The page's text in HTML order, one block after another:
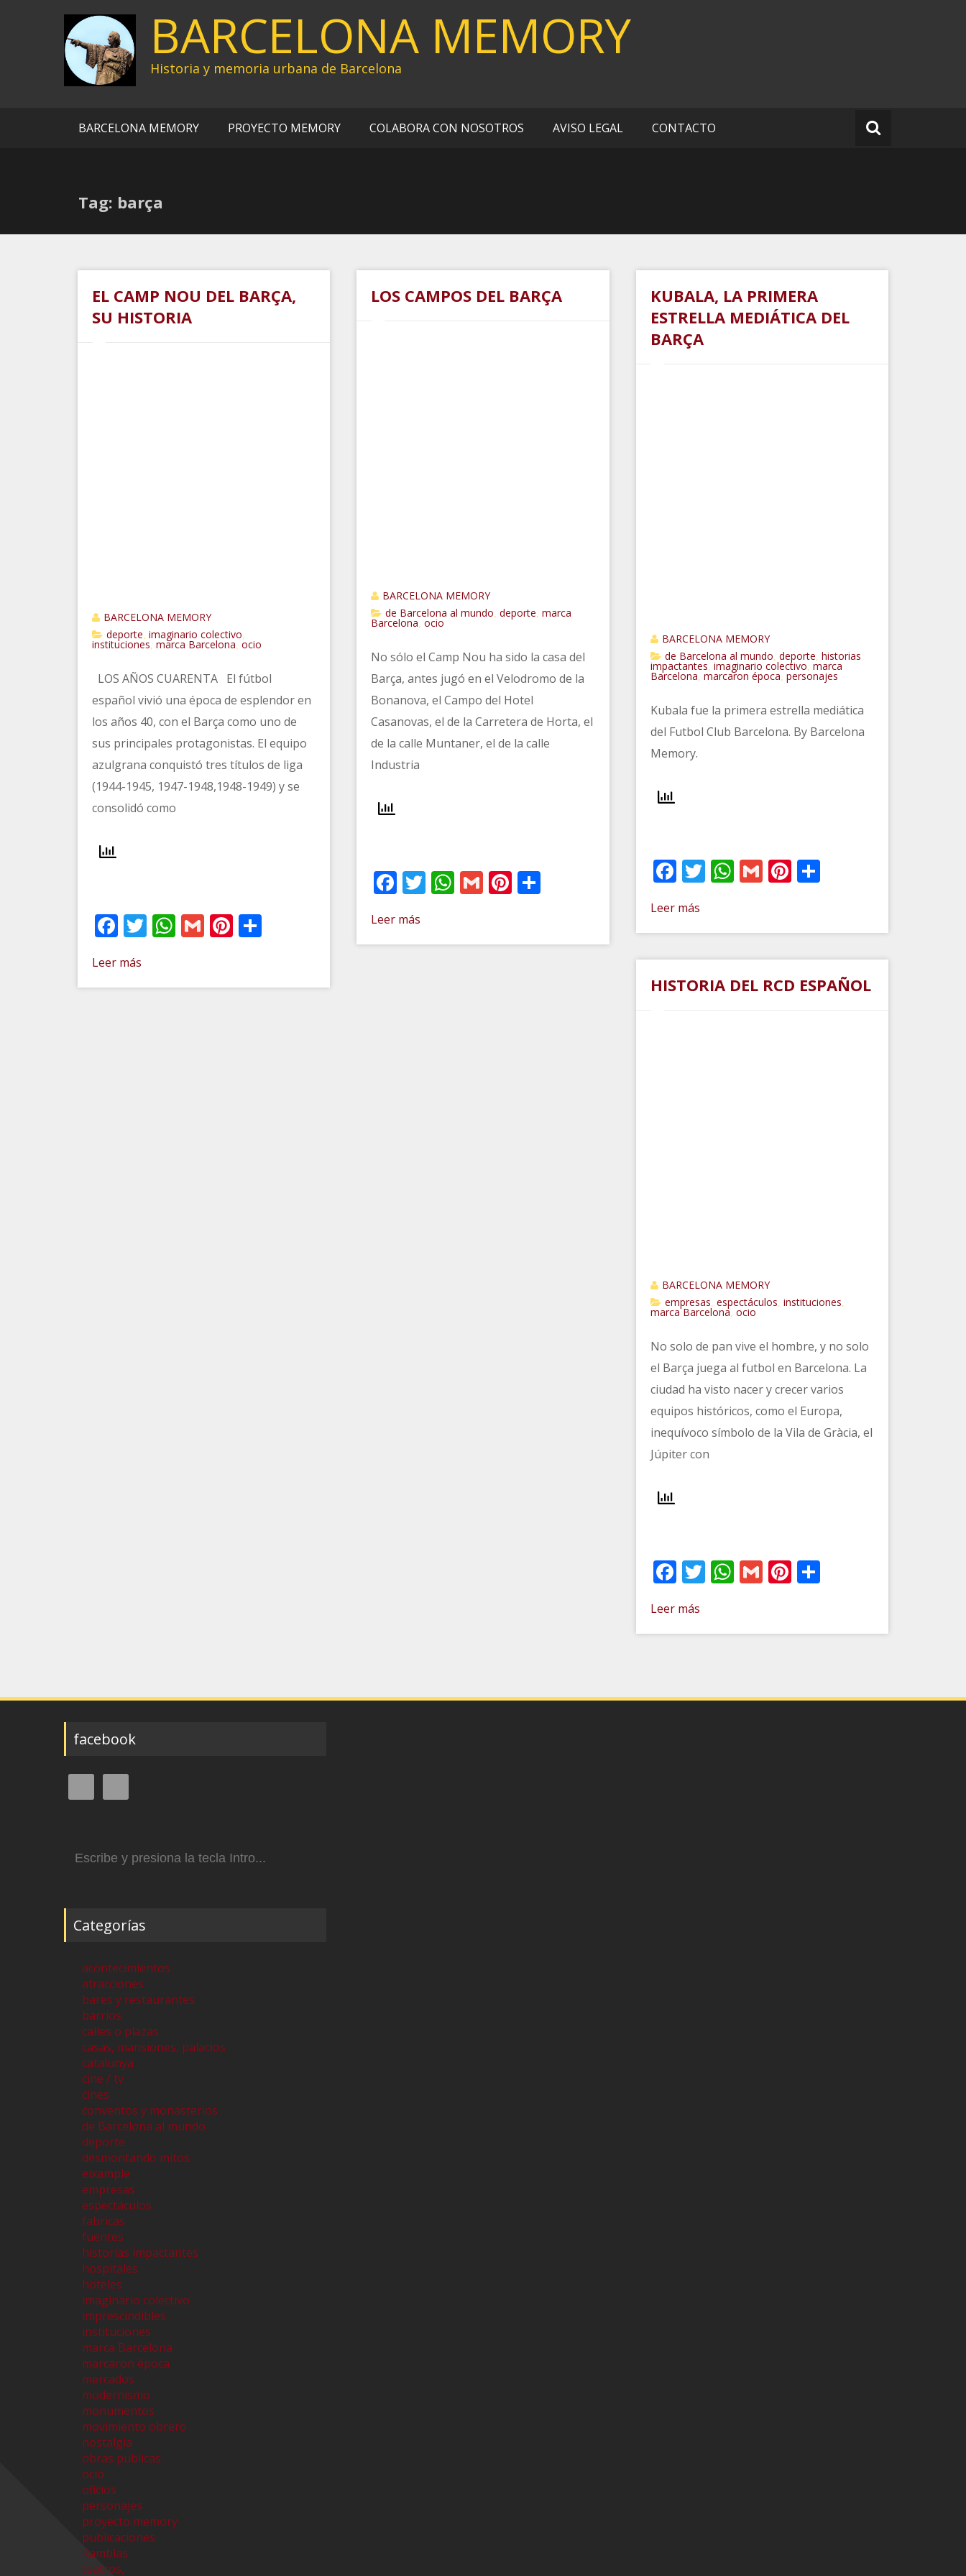
BARCELONA MEMORY
Historia y memoria urbana de Barcelona
BARCELONA MEMORY PROYECTO MEMORY COLABORA CON NOSOTROS AVISO LEGAL CONTACTO
Tag: barça
EL CAMP NOU DEL BARÇA,
SU HISTORIA
BARCELONA MEMORY
deporte imaginario colectivo
instituciones marca Barcelona ocio
LOS AÑOS CUARENTA El fútbol
español vivió una época de esplendor en
los años 40, con el Barça como uno de
sus principales protagonistas. El equipo
azulgrana conquistó tres títulos de liga
(1944-1945, 1947-1948,1948-1949) y se
consolidó como
Facebook
Twitter
WhatsApp
GmailPinterest
Compartir
Leer más
LOS CAMPOS DEL BARÇA
BARCELONA MEMORY
de Barcelona al mundo ,deporte ,marca
Barcelona ,ocio
No sólo el Camp Nou ha sido la casa del
Barça, antes jugó en el Velodromo de la
Bonanova, el Campo del Hotel
Casanovas, el de la Carretera de Horta, el
de la calle Muntaner, el de la calle
Industria
Facebook
Twitter
WhatsApp
GmailPinterest
Leer más
KUBALA, LA PRIMERA
ESTRELLA MEDIÁTICA DEL
BARÇA
BARCELONA MEMORY
de Barcelona al mundo deporte historias
impactantes imaginario colectivo marca
Barcelona marcaron época personajes
Kubala fue la primera estrella mediática
del Futbol Club Barcelona. By Barcelona
Memory.
Facebook
Twitter
WhatsApp
GmailPinterest
Compartir
Leer más
HISTORIA DEL RCD ESPAÑOL
BARCELONA MEMORY
empresas espectáculos instituciones
marca Barcelona ocio
No solo de pan vive el hombre, y no solo
el Barça juega al futbol en Barcelona. La
ciudad ha visto nacer y crecer varios
equipos históricos, como el Europa,
inequívoco símbolo de la Vila de Gràcia, el
Júpiter con
Facebook
Twitter
WhatsApp
GmailPinterest
Compartir
Leer más
facebook
Categorías
acontecimientos
atracciones
bares y restaurantes
barrios
calles o plazas
casas, mansiones, palacios
catalunya
cine / tv
cines
conventos y monasterios
de Barcelona al mundo
deporte
desmontando mitos
eixample
empresas
espectáculos
fabricas
fuentes
historias impactantes
hospitales
hoteles
imaginario colectivo
imprescindibles
instituciones
marca Barcelona
marcaron época
mercados
modernismo
monumentos
movimiento obrero
nostalgia
obras publicas
ocio
oficios
personajes
proyecto memory
publicaciones
Ramblas
teatros,